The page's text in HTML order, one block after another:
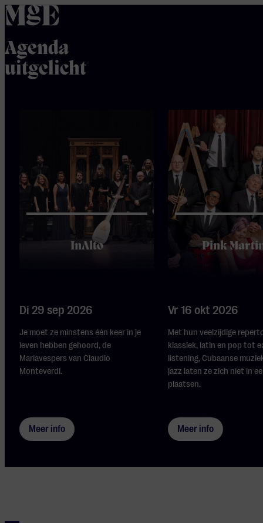
home
Agenda
uitgelicht
InAlto
Di 29 sep 2026
Je moet ze minstens één keer in je
leven hebben gehoord, de
Mariavespers van Claudio
Monteverdi.
Meer info
Pink
Vr 16 okt 2026
Met hun veelzijdige
klassiek, latin en pop tot
listening, Cubaanse
jazz laten ze zich niet in
plaatsen.
Meer info